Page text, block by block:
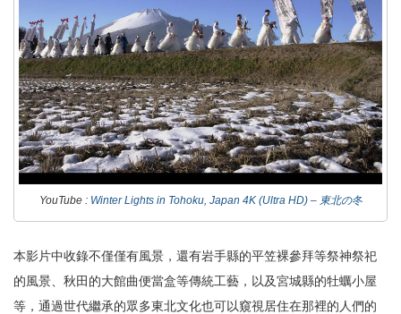
YouTube : Winter Lights in Tohoku, Japan 4K (Ultra HD) – 東北の冬
本影片中收錄不僅僅有風景，還有岩手縣的平笠裸參拜等祭神祭祀
的風景、秋田的大館曲便當盒等傳統工藝，以及宮城縣的牡蠣小屋
等，通過世代繼承的眾多東北文化也可以窺視居住在那裡的人們的